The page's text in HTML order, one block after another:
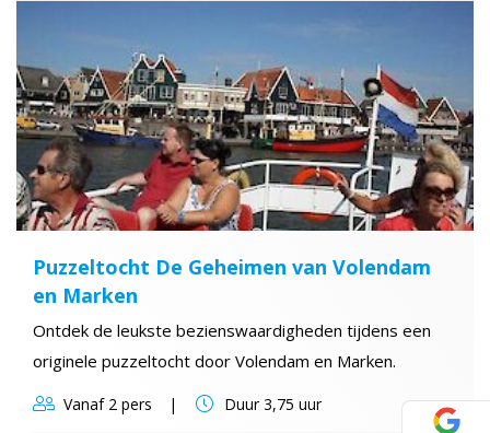
Puzzeltocht De Geheimen van Volendam
en Marken
Ontdek de leukste bezienswaardigheden tijdens een
originele puzzeltocht door Volendam en Marken.
Vanaf2 pers Duur3,75 uur